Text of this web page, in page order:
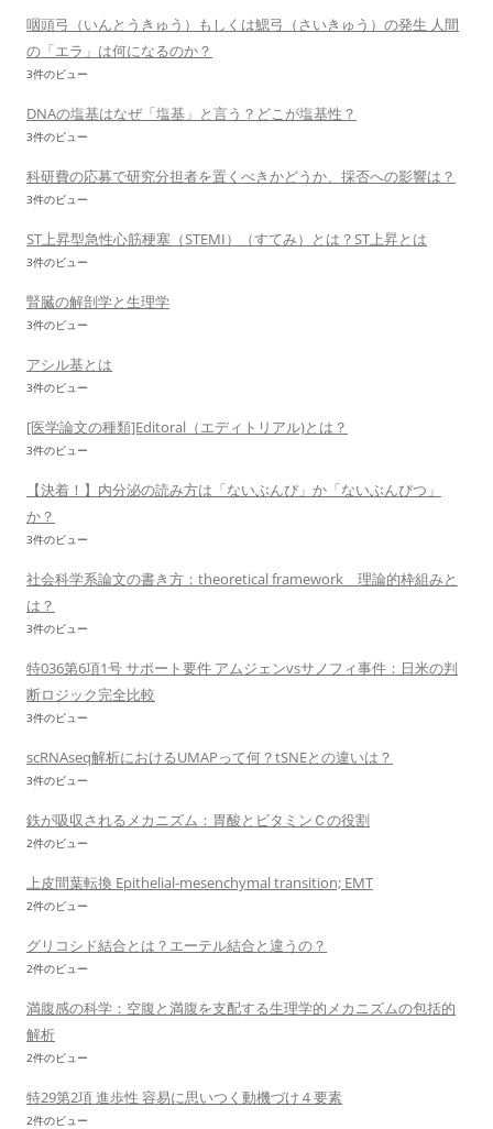
咽頭弓（いんとうきゅう）もしくは鰓弓（さいきゅう）の発生 人間
の「エラ」は何になるのか？
3件のビュー
DNAの塩基はなぜ「塩基」と言う？どこが塩基性？
3件のビュー
科研費の応募で研究分担者を置くべきかどうか、採否への影響は？
3件のビュー
ST上昇型急性心筋梗塞（STEMI）（すてみ）とは？ST上昇とは
3件のビュー
腎臓の解剖学と生理学
3件のビュー
アシル基とは
3件のビュー
[医学論文の種類]Editoral（エディトリアル)とは？
3件のビュー
【決着！】内分泌の読み方は「ないぶんぴ」か「ないぶんぴつ」
か？
3件のビュー
社会科学系論文の書き方：theoretical framework 理論的枠組みと
は？
3件のビュー
特036第6項1号 サポート要件 アムジェンvsサノフィ事件：日米の判
断ロジック完全比較
3件のビュー
scRNAseq解析におけるUMAPって何？tSNEとの違いは？
3件のビュー
鉄が吸収されるメカニズム：胃酸とビタミンＣの役割
2件のビュー
上皮間葉転換 Epithelial-mesenchymal transition; EMT
2件のビュー
グリコシド結合とは？エーテル結合と違うの？
2件のビュー
満腹感の科学：空腹と満腹を支配する生理学的メカニズムの包括的
解析
2件のビュー
特29第2項 進歩性 容易に思いつく動機づけ４要素
2件のビュー